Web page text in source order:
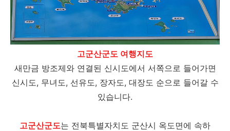
고군산군도 여행지도
새만금 방조제와 연결된 신시도에서 서쪽으로 들어가면
신시도, 무녀도, 선유도, 장자도, 대장도 순으로 들어갈 수
있습니다.
고군산군도는 전북특별자치도 군산시 옥도면에 속하